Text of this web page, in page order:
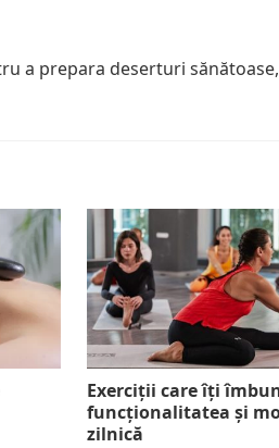
a prepara deserturi
Exerciții care îți
funcționalitatea și
zilnică